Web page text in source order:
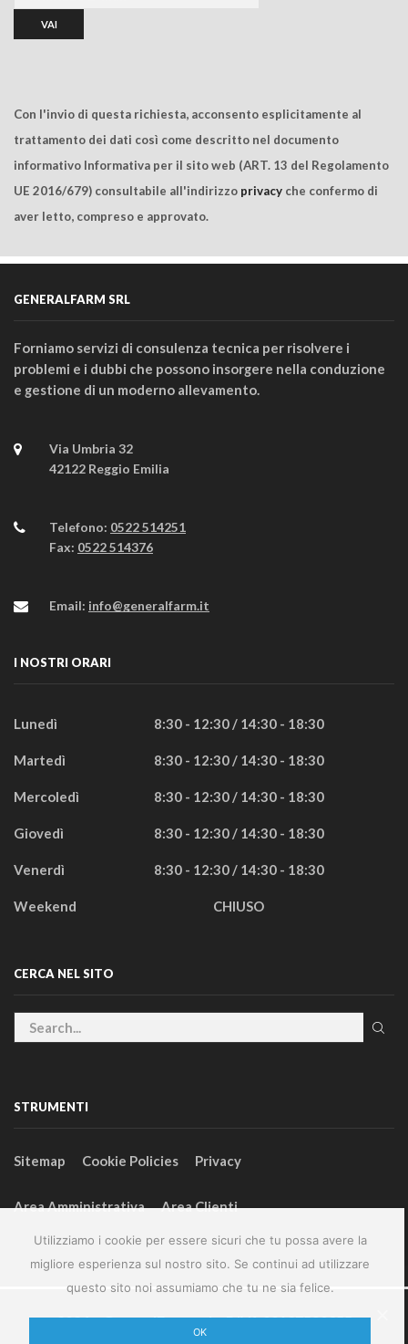
Utilizziamo i cookie per essere sicuri che tu possa avere la
migliore esperienza sul nostro sito. Se continui ad utilizzare
questo sito noi assumiamo che tu ne sia felice.
OK
Con l'invio di questa richiesta, acconsento esplicitamente al
trattamento dei dati così come descritto nel documento
informativo Informativa per il sito web (ART. 13 del Regolamento
UE 2016/679) consultabile all'indirizzo privacy che confermo di
aver letto, compreso e approvato.
GENERALFARM SRL
Forniamo servizi di consulenza tecnica per risolvere i
problemi e i dubbi che possono insorgere nella conduzione
e gestione di un moderno allevamento.
Via Umbria 32
42122 Reggio Emilia
Telefono: 0522 514251
Fax: 0522 514376
Email: info@generalfarm.it
I NOSTRI ORARI
Lunedì 8:30 - 12:30 / 14:30 - 18:30
Martedì 8:30 - 12:30 / 14:30 - 18:30
Mercoledì 8:30 - 12:30 / 14:30 - 18:30
Giovedì 8:30 - 12:30 / 14:30 - 18:30
Venerdì 8:30 - 12:30 / 14:30 - 18:30
Weekend CHIUSO
CERCA NEL SITO
STRUMENTI
Sitemap Cookie Policies Privacy
Area Amministrativa Area Clienti
2024 – GeneralFarm srl – P.IVA 00127580355